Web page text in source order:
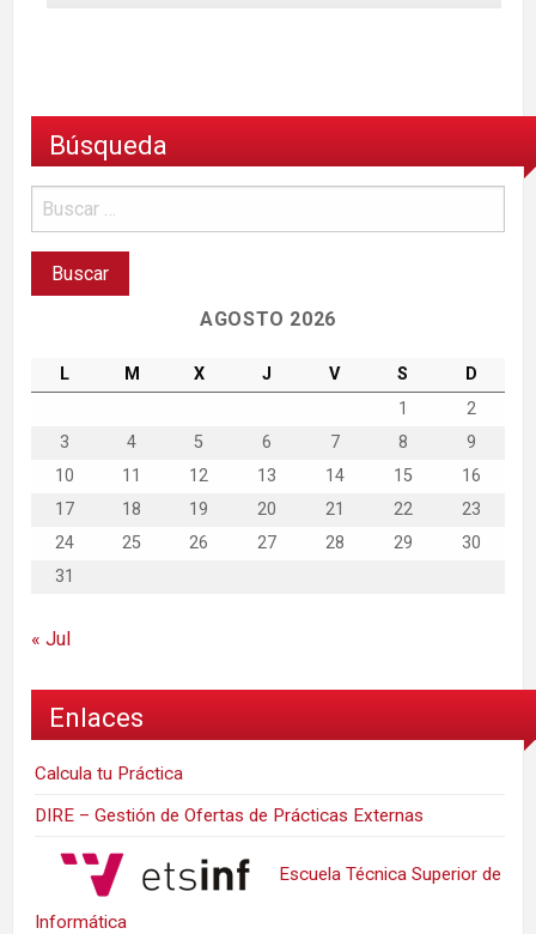
Búsqueda
AGOSTO 2026
L M X J V S
D
1
2
3
4 5 6 7 8
9
10
11 12 13 14 15
16
17
18 19 20 21 22
23
24
25 26 27 28 29
30
31
« Jul
Enlaces
Calcula tu Práctica
DIRE – Gestión de Ofertas de Prácticas Externas
Escuela Técnica Superior de
Informática